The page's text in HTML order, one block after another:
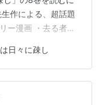
作による、超話題
ー漫画 ・去る者は
る命・・・・・・
・・・・・・！？
たの
してドヤ顔をして
日々に疎し